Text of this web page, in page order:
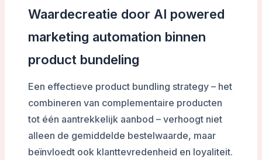
Waardecreatie door AI powered
marketing automation binnen
product bundeling
Een effectieve product bundling strategy – het
combineren van complementaire producten
tot één aantrekkelijk aanbod – verhoogt niet
alleen de gemiddelde bestelwaarde, maar
beïnvloedt ook klanttevredenheid en loyaliteit.